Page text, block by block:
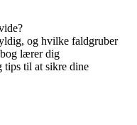
og hvilke faldgruber
lærer dig
tips til at sikre dine